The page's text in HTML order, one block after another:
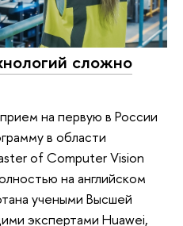
сложно
на первую в России
в области
of Computer Vision
на английском
учеными Высшей
экспертами Huawei,